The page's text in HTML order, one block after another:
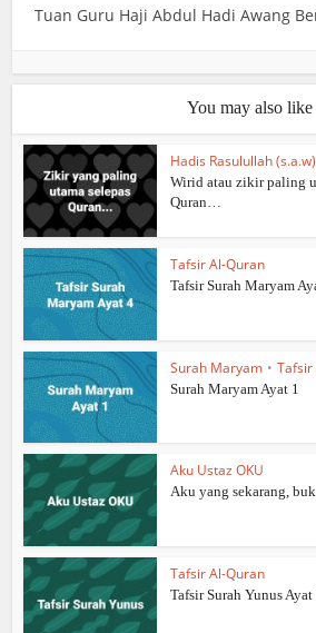
Tuan Guru Haji Abdul Hadi Awang
You may also like
Hadis Rasulullah (s.a.w)
Wirid atau zikir paling
Quran…
Tafsir Al-Quran
Tafsir Surah Maryam
Surah Maryam • Tafsir
Surah Maryam Ayat 1
Aku Ustaz OKU
Aku yang sekarang,
Tafsir Al-Quran
Tafsir Surah Yunus